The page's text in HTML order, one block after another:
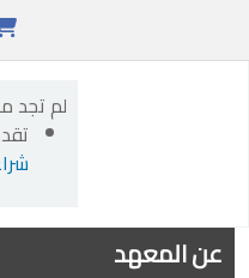
لم تجد
شراء
عن المعهد